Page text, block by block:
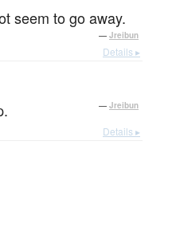
seem to go away.
— Jreibun
Details ▸
— Jreibun
Details ▸